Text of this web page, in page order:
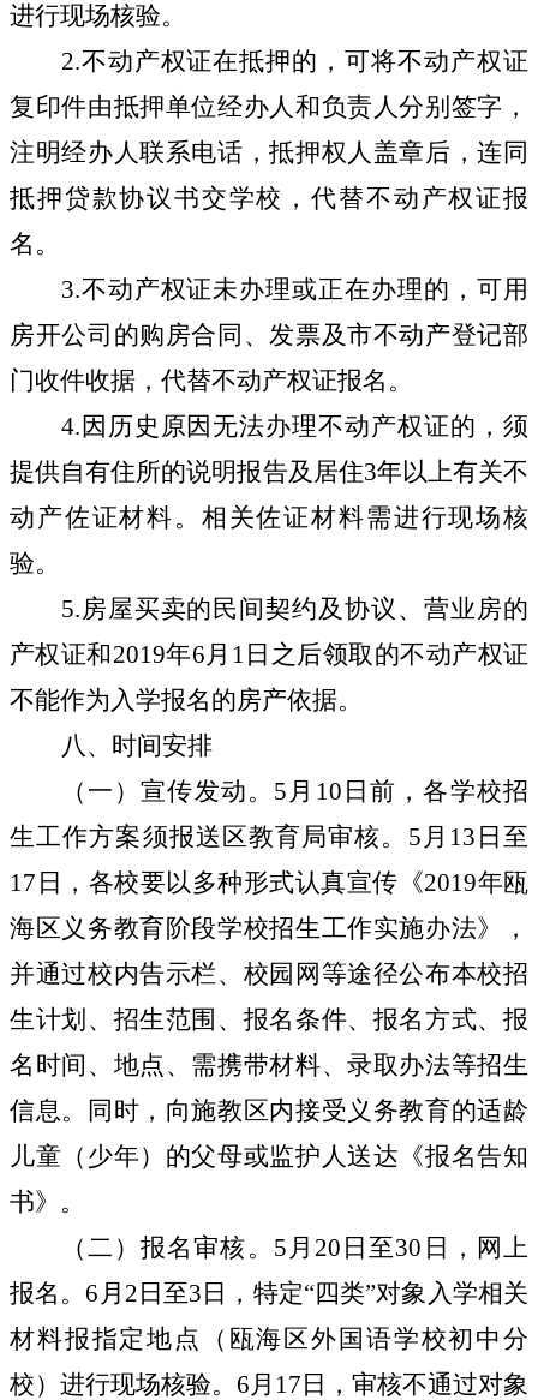
进行现场核验。
2.不动产权证在抵押的，可将不动产权证
复印件由抵押单位经办人和负责人分别签字，
注明经办人联系电话，抵押权人盖章后，连同
抵押贷款协议书交学校，代替不动产权证报
名。
3.不动产权证未办理或正在办理的，可用
房开公司的购房合同、发票及市不动产登记部
门收件收据，代替不动产权证报名。
4. 因历史原因无法办理不动产权证的，须
提供自有住所的说明报告及居住3年以上有关不
动产佐证材料。相关佐证材料需进行现场核
验。
5.房屋买卖的民间契约及协议、营业房的
产权证和2019年6月 1 日之后领取的不动产权证
不能作为入学报名的房产依据。
八、时间安排
（一）宣传发动。 5 月 10 日前，各学校招
生工作方案须报送区教育局审核。 5 月 13 日至
17 日，各校要以多种形式认真宣传《2019年瓯
海区义务教育阶段学校招生工作实施办法》，
并通过校内告示栏、校园网等途径公布本校招
生计划、招生范围、报名条件、报名方式、报
名时间、地点、需携带材料、录取办法等招生
信息。同时，向施教区内接受义务教育的适龄
儿童（少年）的父母或监护人送达《报名告知
书》。
（二）报名审核。 5 月 20 日至30 日，网上
报名。 6 月 2 日至3 日，特定“四类”对象入学相关
材料报指定地点（瓯海区外国语学校初中分
校）进行现场核验。 6月 17 日，审核不通过对象